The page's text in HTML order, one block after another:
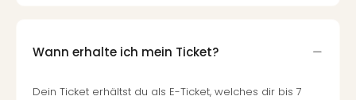
Wann erhalte ich mein Ticket?
Dein Ticket erhältst du als E-Ticket, welches dir bis 7